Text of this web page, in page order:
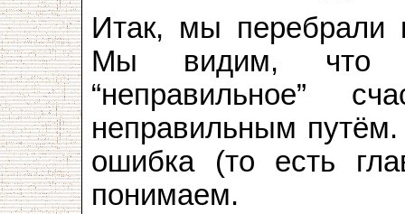
Итак, мы перебрали
Мы видим, что
неправильным
ошибка (то есть
понимаем.